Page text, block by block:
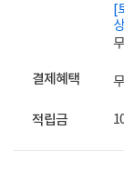
[
결제혜택
적립금